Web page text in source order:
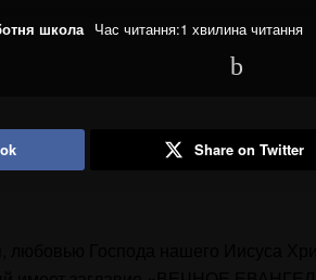
школа Час читання:1 хвилина читання
Share on Twitter